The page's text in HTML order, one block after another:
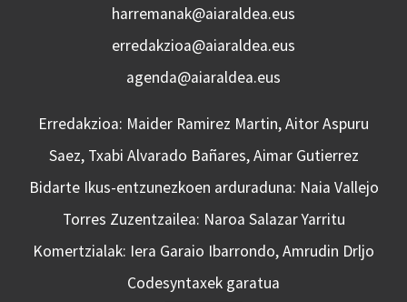
harremanak@aiaraldea.eus
erredakzioa@aiaraldea.eus
agenda@aiaraldea.eus
Erredakzioa: Maider Ramirez Martin, Aitor Aspuru
Saez, Txabi Alvarado Bañares, Aimar Gutierrez
Bidarte Ikus-entzunezkoen arduraduna: Naia Vallejo
Torres Zuzentzailea: Naroa Salazar Yarritu
Komertzialak: Iera Garaio Ibarrondo, Amrudin Drljo
Codesyntaxek garatua